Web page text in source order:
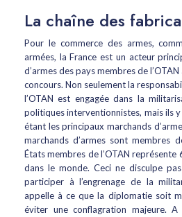
La chaîne des
Pour le commerce des armes,
armées, la France est un acteur
d’armes des pays membres de
concours. Non seulement la
l’OTAN est engagée dans la
politiques interventionnistes, mais ils
étant les principaux marchands
marchands d’armes sont membres
États membres de l’OTAN représente
dans le monde. Ceci ne disculpe
participer à l’engrenage de la
appelle à ce que la diplomatie soit
éviter une conflagration majeure.